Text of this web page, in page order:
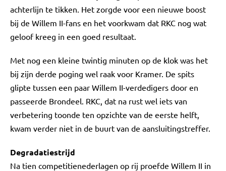
achterlijn te tikken. Het zorgde voor een nieuwe boost
bij de Willem II-fans en het voorkwam dat RKC nog wat
geloof kreeg in een goed resultaat.
Met nog een kleine twintig minuten op de klok was het
bij zijn derde poging wel raak voor Kramer. De spits
glipte tussen een paar Willem II-verdedigers door en
passeerde Brondeel. RKC, dat na rust wel iets van
verbetering toonde ten opzichte van de eerste helft,
kwam verder niet in de buurt van de aansluitingstreffer.
Degradatiestrijd
Na tien competitienederlagen op rij proefde Willem II in